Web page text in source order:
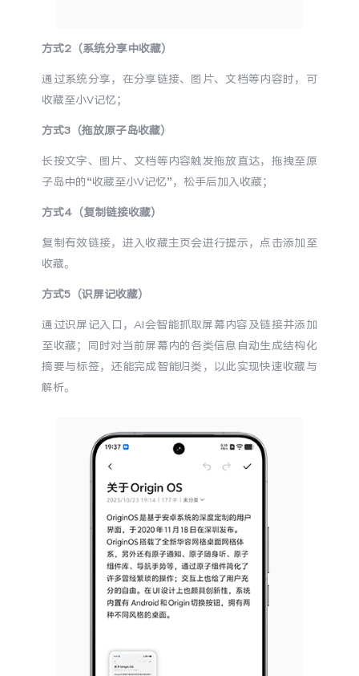
方式2（系统分享中收藏）
通过系统分享，在分享链接、图片、文档等内容时，可
收藏至小V记忆；
方式3（拖放原子岛收藏）
长按文字、图片、文档等内容触发拖放直达，拖拽至原
子岛中的“收藏至小V记忆”，松手后加入收藏；
方式4（复制链接收藏）
复制有效链接，进入收藏主页会进行提示，点击添加至
收藏。
方式5（识屏记收藏）
通过识屏记入口，AI会智能抓取屏幕内容及链接并添加
至收藏；同时对当前屏幕内的各类信息自动生成结构化
摘要与标签，还能完成智能归类，以此实现快速收藏与
解析。